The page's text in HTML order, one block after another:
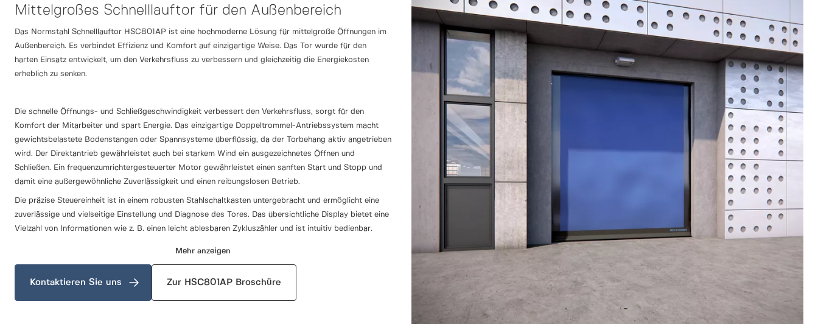
Mittelgroßes Schnelllauftor für den Außenbereich
Das Normstahl Schnelllauftor HSC801AP ist eine hochmoderne Lösung für mittelgroße Öffnungen im
Außenbereich. Es verbindet Effizienz und Komfort auf einzigartige Weise. Das Tor wurde für den
harten Einsatz entwickelt, um den Verkehrsfluss zu verbessern und gleichzeitig die Energiekosten
erheblich zu senken.
Die schnelle Öffnungs- und Schließgeschwindigkeit verbessert den Verkehrsfluss, sorgt für den
Komfort der Mitarbeiter und spart Energie. Das einzigartige Doppeltrommel-Antriebssystem macht
gewichtsbelastete Bodenstangen oder Spannsysteme überflüssig, da der Torbehang aktiv angetrieben
wird. Der Direktantrieb gewährleistet auch bei starkem Wind ein ausgezeichnetes Öffnen und
Schließen. Ein frequenzumrichtergesteuerter Motor gewährleistet einen sanften Start und Stopp und
damit eine außergewöhnliche Zuverlässigkeit und einen reibungslosen Betrieb.
Die präzise Steuereinheit ist in einem robusten Stahlschaltkasten untergebracht und ermöglicht eine
zuverlässige und vielseitige Einstellung und Diagnose des Tores. Das übersichtliche Display bietet eine
Vielzahl von Informationen wie z. B. einen leicht ablesbaren Zykluszähler und ist intuitiv bedienbar.
Mehr anzeigen
Kontaktieren Sie uns Zur HSC801AP Broschüre